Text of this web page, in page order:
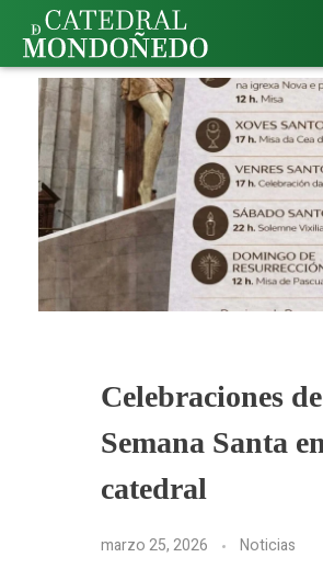
Celebraciones de
Semana Santa
catedral
marzo 25, 2026 Noticias